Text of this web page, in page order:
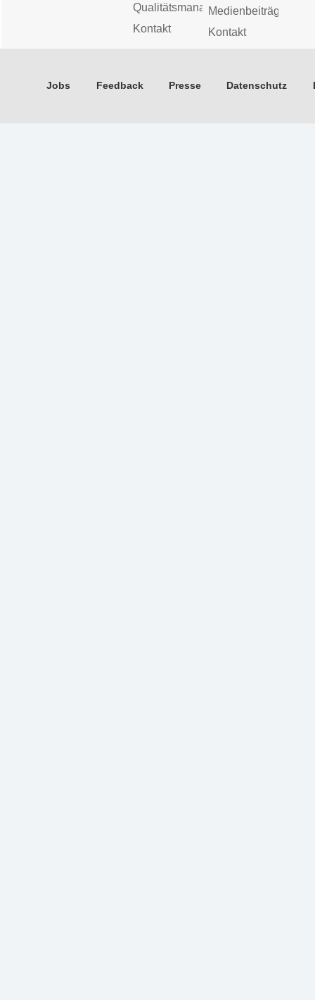
Qualitätsmanagement
Kontakt
Medienbeiträge
Kontakt
Jobs Feedback Presse Datenschutz